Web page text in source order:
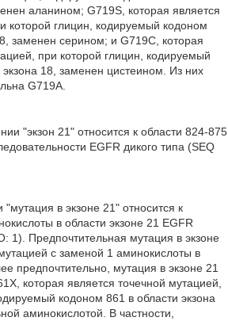
аланином; G719S, которая является
которой глицин, кодируемый кодоном
заменен серином; и G719C, которая
при которой глицин, кодируемый
18, заменен цистеином. Из них
G719A.
"экзон 21" относится к области 824-875
EGFR дикого типа (SEQ
в экзоне 21" относится к
в области экзоне 21 EGFR
1). Предпочтительная мутация в экзоне
с заменой 1 аминокислоты в
предпочтительно, мутация в экзоне 21
которая является точечной мутацией,
кодоном 861 в области экзона
аминокислотой. В частности,